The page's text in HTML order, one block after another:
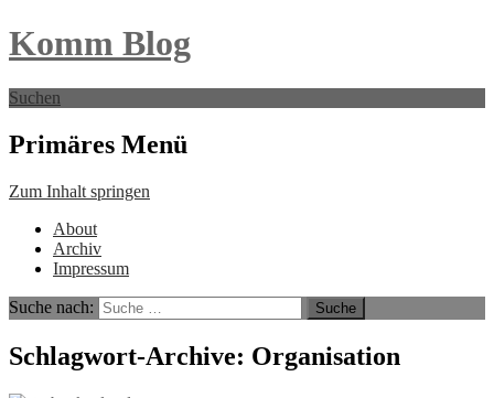
Komm Blog
Suchen
Primäres Menü
Zum Inhalt springen
About
Archiv
Impressum
Suche nach:
Schlagwort-Archive: Organisation